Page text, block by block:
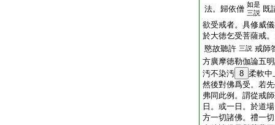
法。歸依僧 如是
三説 既
欲受戒者。具修威
於大徳乞受菩薩戒
愍故聽許 三説 戒師
方廣摩徳勒伽論五
汚不染汚 8 柔軟中
然後對佛爲受。若
弗同此例。謂從戒
日。或一日。於道
方一切諸佛。禮一